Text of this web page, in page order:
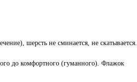
шерсть не сминается, не скатывается.
до комфортного (гуманного). Флажок